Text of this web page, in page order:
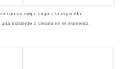
con un swipe largo a la izquierda,
existente o crearla en el momento.